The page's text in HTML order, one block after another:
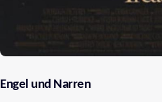
Engel und Narren